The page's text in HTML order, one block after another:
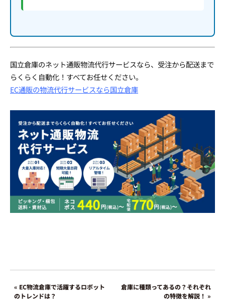
国立倉庫のネット通販物流代行サービスなら、受注から配送まで
らくらく自動化！すべてお任せください。
EC通販の物流代行サービスなら国立倉庫
倉庫に種類ってあるの？それぞれ
の特徴を解説！ »
« EC物流倉庫で活躍するロボット
のトレンドは？